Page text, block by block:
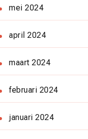
mei 2024
april 2024
maart 2024
februari 2024
januari 2024